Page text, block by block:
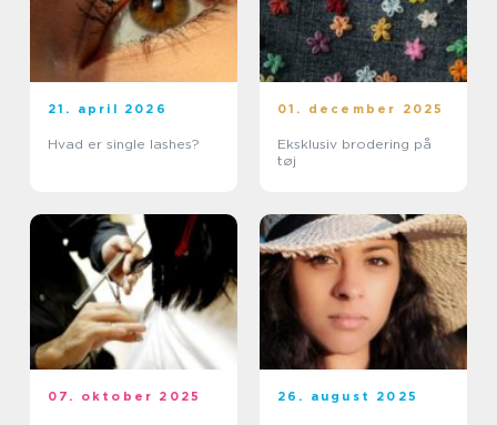
21. april 2026
Hvad er single lashes?
01. december 2025
Eksklusiv brodering på
tøj
07. oktober 2025 26. august 2025